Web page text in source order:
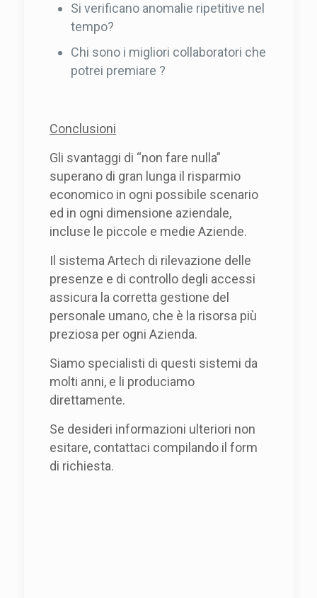
Si verificano anomalie ripetitive nel
tempo?
Chi sono i migliori collaboratori che
potrei premiare ?
Conclusioni
Gli svantaggi di “non fare nulla”
superano di gran lunga il risparmio
economico in ogni possibile scenario
ed in ogni dimensione aziendale,
incluse le piccole e medie Aziende.
Il sistema Artech di rilevazione delle
presenze e di controllo degli accessi
assicura la corretta gestione del
personale umano, che è la risorsa più
preziosa per ogni Azienda.
Siamo specialisti di questi sistemi da
molti anni, e li produciamo
direttamente.
Se desideri informazioni ulteriori non
esitare, contattaci compilando il form
di richiesta.